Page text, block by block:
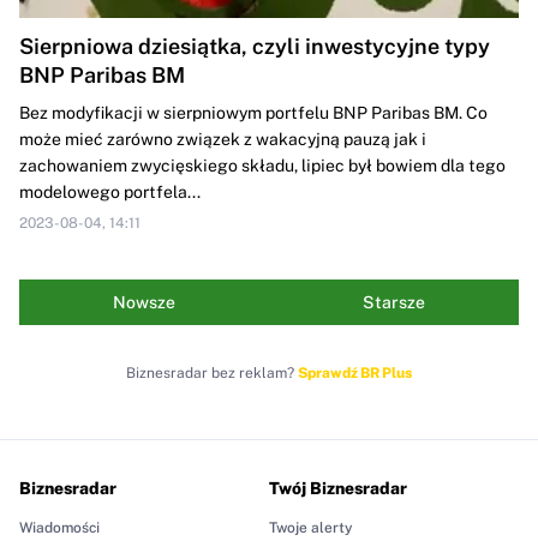
Sierpniowa dziesiątka, czyli inwestycyjne typy
BNP Paribas BM
Bez modyfikacji w sierpniowym portfelu BNP Paribas BM. Co
może mieć zarówno związek z wakacyjną pauzą jak i
zachowaniem zwycięskiego składu, lipiec był bowiem dla tego
modelowego portfela...
2023-08-04, 14:11
Nowsze Starsze
Biznesradar bez reklam? Sprawdź BR Plus
Biznesradar
Wiadomości
Twój Biznesradar
Twoje alerty